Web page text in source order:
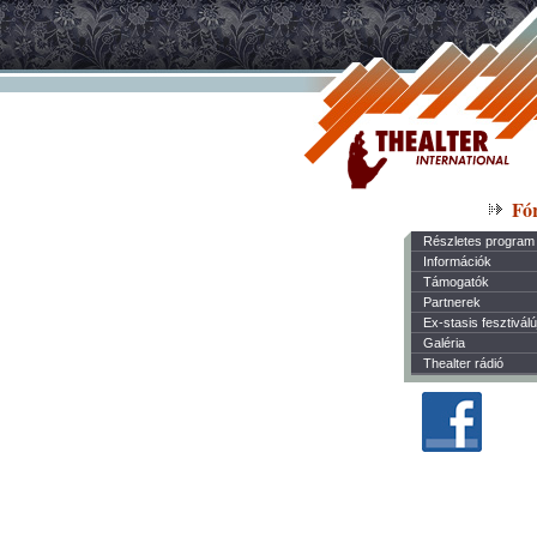
Részletes program
Információk
Támogatók
Partnerek
Ex-stasis
Galéria
Thealter rádió